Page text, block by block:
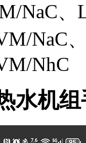
NaC
NaC
NhC
水机